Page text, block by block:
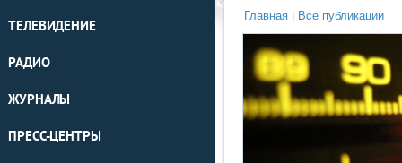
ТЕЛЕВИДЕНИЕ
РАДИО
ЖУРНАЛЫ
ПРЕСС-ЦЕНТРЫ
Главная Все публикации